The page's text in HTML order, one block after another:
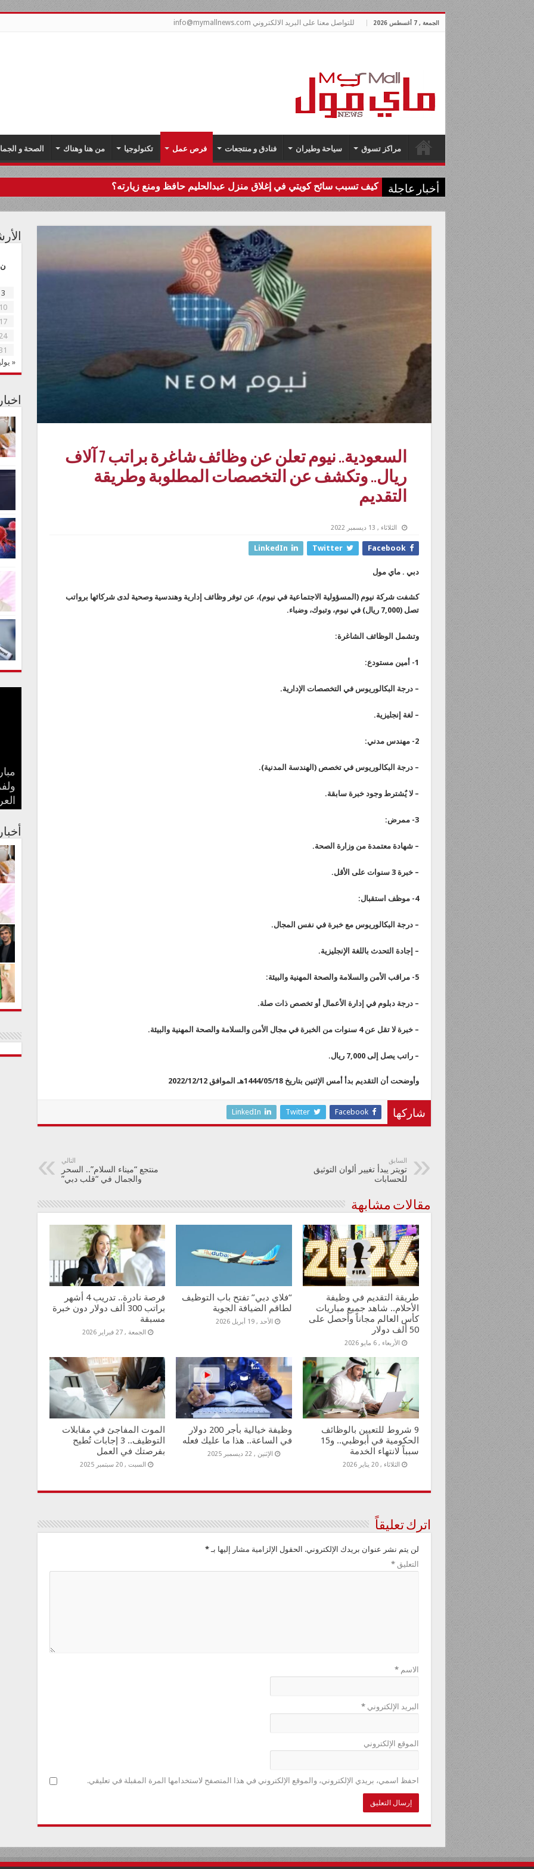
الجمعة , 7 أغسطس 2026 للتواصل معنا على البريد الالكتروني info@mymallnews.com
مراكز تسوق سياحة وطيران فنادق و منتجعات فرص عمل تكنولوجيا من هنا وهناك الصحة و
أخبار عاجلة كيف تسبب سائح كويتي في إغلاق منزل عبدالحليم حافظ ومنع زيارته؟
السعودية.. نيوم تعلن عن وظائف شاغرة براتب 7 آلاف
ريال.. وتكشف عن التخصصات المطلوبة وطريقة
التقديم
الثلاثاء , 13 ديسمبر 2022
Facebook
Twitter
LinkedIn
دبي . ماي مول
كشفت شركة نيوم (المسؤولية الاجتماعية في نيوم)، عن توفر وظائف إدارية وهندسية وصحية لدى شركائها برواتب
تصل (7,000 ريال) في نيوم، وتبوك، وضباء.
وتشمل الوظائف الشاغرة:
1- أمين مستودع:
– درجة البكالوريوس في التخصصات الإدارية.
– لغة إنجليزية.
2- مهندس مدني:
– درجة البكالوريوس في تخصص (الهندسة المدنية).
– لا يٌشترط وجود خبرة سابقة.
3- ممرض:
– شهادة معتمدة من وزارة الصحة.
– خبرة 3 سنوات على الأقل.
4- موظف استقبال:
– درجة البكالوريوس مع خبرة في نفس المجال.
– إجادة التحدث باللغة الإنجليزية.
5- مراقب الأمن والسلامة والصحة المهنية والبيئة:
– درجة دبلوم في إدارة الأعمال أو تخصص ذات صلة.
– خبرة لا تقل عن 4 سنوات من الخبرة في مجال الأمن والسلامة والصحة المهنية والبيئة.
– راتب يصل إلى 7,000 ريال.
وأوضحت أن التقديم بدأ أمس الإثنين بتاريخ 1444/05/18هـ الموافق 2022/12/12
شاركها Facebook
Twitter
LinkedIn
السابق
تويتر يبدأ تغيير ألوان التوثيق
للحسابات
التالي
منتجع “ميناء السلام”.. السحر
والجمال في “قلب دبي”
مقالات مشابهة
طريقة التقديم في وظيفة
الأحلام.. شاهد جميع مباريات
كأس العالم مجاناً وأحصل على
50 ألف دولار
الأربعاء , 6 مايو 2026
“فلاي دبي” تفتح باب التوظيف
لطاقم الضيافة الجوية
الأحد , 19 أبريل 2026
فرصة نادرة.. تدريب 4 أشهر
براتب 300 ألف دولار دون خبرة
مسبقة
الجمعة , 27 فبراير 2026
9 شروط للتعيين بالوظائف
الحكومية في أبوظبي.. و15
سبباً لانتهاء الخدمة
الثلاثاء , 20 يناير 2026
وظيفة خيالية بأجر 200 دولار
في الساعة.. هذا ما عليك فعله
الإثنين , 22 ديسمبر 2025
الموت المفاجئ في مقابلات
التوظيف.. 3 إجابات تُطيح
بفرصتك في العمل
السبت , 20 سبتمبر 2025
اترك تعليقاً
لن يتم نشر عنوان بريدك الإلكتروني. الحقول الإلزامية مشار إليها بـ*
التعليق*
الاسم*
البريد الإلكتروني*
الموقع الإلكتروني
احفظ اسمي، بريدي الإلكتروني، والموقع الإلكتروني في هذا المتصفح لاستخدامها المرة المقبلة في تعليقي.
ن
3
10
17
24
«
في